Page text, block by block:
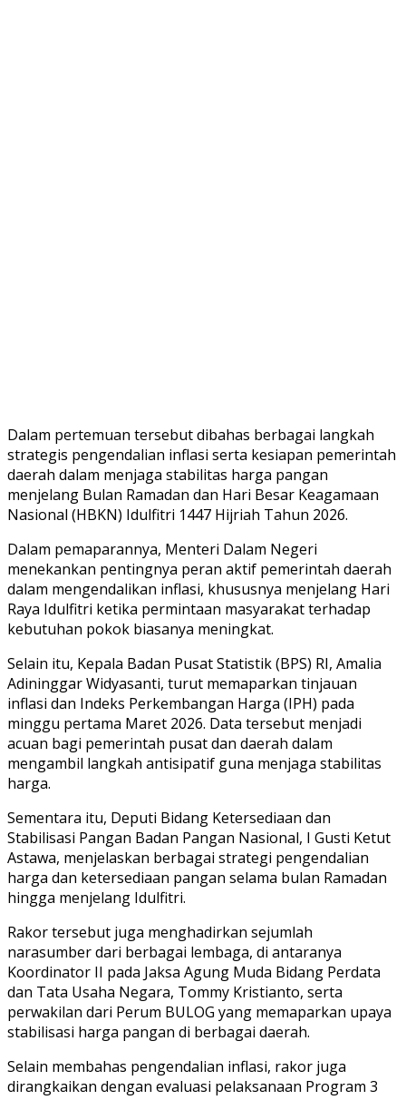
Dalam pertemuan tersebut dibahas berbagai langkah
strategis pengendalian inflasi serta kesiapan pemerintah
daerah dalam menjaga stabilitas harga pangan
menjelang Bulan Ramadan dan Hari Besar Keagamaan
Nasional (HBKN) Idulfitri 1447 Hijriah Tahun 2026.
Dalam pemaparannya, Menteri Dalam Negeri
menekankan pentingnya peran aktif pemerintah daerah
dalam mengendalikan inflasi, khususnya menjelang Hari
Raya Idulfitri ketika permintaan masyarakat terhadap
kebutuhan pokok biasanya meningkat.
Selain itu, Kepala Badan Pusat Statistik (BPS) RI, Amalia
Adininggar Widyasanti, turut memaparkan tinjauan
inflasi dan Indeks Perkembangan Harga (IPH) pada
minggu pertama Maret 2026. Data tersebut menjadi
acuan bagi pemerintah pusat dan daerah dalam
mengambil langkah antisipatif guna menjaga stabilitas
harga.
Sementara itu, Deputi Bidang Ketersediaan dan
Stabilisasi Pangan Badan Pangan Nasional, I Gusti Ketut
Astawa, menjelaskan berbagai strategi pengendalian
harga dan ketersediaan pangan selama bulan Ramadan
hingga menjelang Idulfitri.
Rakor tersebut juga menghadirkan sejumlah
narasumber dari berbagai lembaga, di antaranya
Koordinator II pada Jaksa Agung Muda Bidang Perdata
dan Tata Usaha Negara, Tommy Kristianto, serta
perwakilan dari Perum BULOG yang memaparkan upaya
stabilisasi harga pangan di berbagai daerah.
Selain membahas pengendalian inflasi, rakor juga
dirangkaikan dengan evaluasi pelaksanaan Program 3